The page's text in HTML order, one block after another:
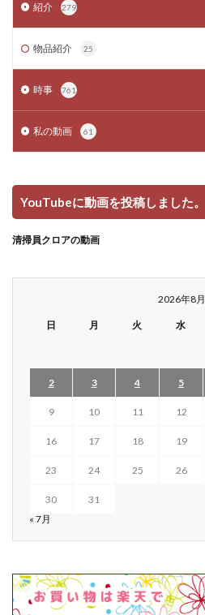
紹介 279
物品紹介 25
時事 761
私の動画 61
YouTubeに動画を投稿しました。
清掃員クロアの動画
2026年8月
日 月 火 水
2 3 4 5
9 10 11 12
16 17 18 19
23 24 25 26
30
31
« 7月